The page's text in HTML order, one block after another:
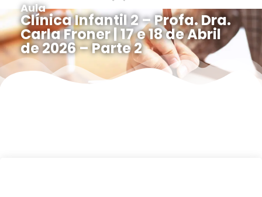
Aula
Clínica Infantil 2 – Profa. Dra.
Carla Froner | 17 e 18 de Abril
de 2026 – Parte 2